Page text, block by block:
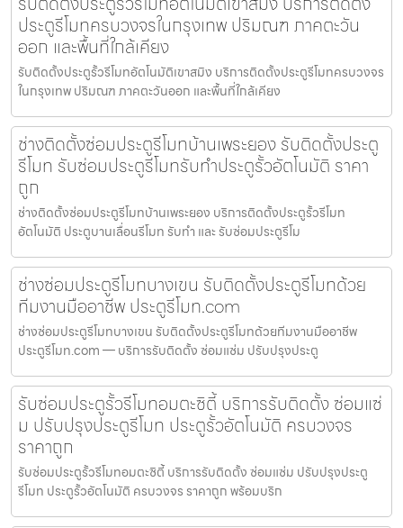
ประตูรีโมทครบวงจรในกรุงเทพ ปริมณฑ ภาคตะวัน
ออก และพื้นที่ใกล้เคียง
รับติดตั้งประตูรั้วรีโมทอัตโนมัติเขาสมิง บริการติดตั้งประตูรีโมทครบวงจร
ในกรุงเทพ ปริมณฑ ภาคตะวันออก และพื้นที่ใกล้เคียง
ช่างติดตั้งซ่อมประตูรีโมทบ้านเพระยอง รับติดตั้งประตู
รีโมท รับซ่อมประตูรีโมทรับทำประตูรั้วอัตโนมัติ ราคา
ถูก
ช่างติดตั้งซ่อมประตูรีโมทบ้านเพระยอง บริการติดตั้งประตูรั้วรีโมท
อัตโนมัติ ประตูบานเลื่อนรีโมท รับทำ และ รับซ่อมประตูรีโม
ช่างซ่อมประตูรีโมทบางเขน รับติดตั้งประตูรีโมทด้วย
ทีมงานมืออาชีพ ประตูรีโมท.com
ช่างซ่อมประตูรีโมทบางเขน รับติดตั้งประตูรีโมทด้วยทีมงานมืออาชีพ
ประตูรีโมท.com — บริการรับติดตั้ง ซ่อมแซ่ม ปรับปรุงประตู
รับซ่อมประตูรั้วรีโมทอมตะซิตี้ บริการรับติดตั้ง ซ่อมแซ่
ม ปรับปรุงประตูรีโมท ประตูรั้วอัตโนมัติ ครบวงจร
ราคาถูก
รับซ่อมประตูรั้วรีโมทอมตะซิตี้ บริการรับติดตั้ง ซ่อมแซ่ม ปรับปรุงประตู
รีโมท ประตูรั้วอัตโนมัติ ครบวงจร ราคาถูก พร้อมบริก